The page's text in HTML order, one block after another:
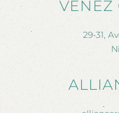
VENEZ
29-31,